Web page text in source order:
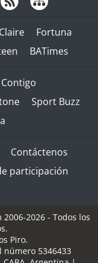
Fortuna
BATimes
Contigo
Sport Buzz
Contáctenos
participación
2026 - Todos los
Piro.
5346433